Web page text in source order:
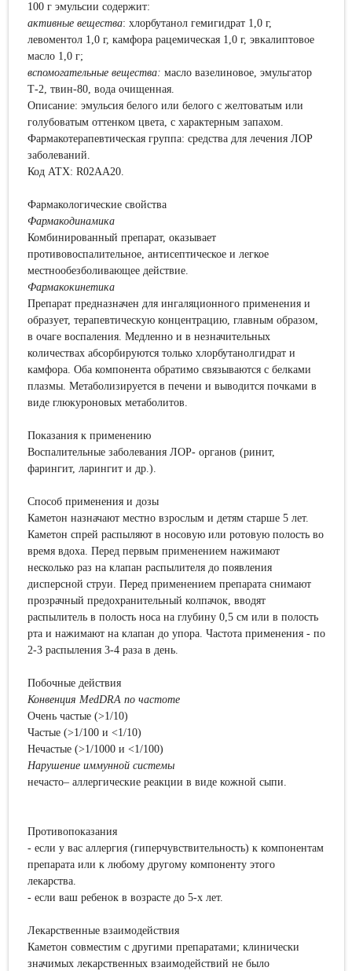
100 г эмульсии содержит:
активные вещества: хлорбутанол гемигидрат 1,0 г,
левоментол 1,0 г, камфора рацемическая 1,0 г, эвкалиптовое
масло 1,0 г;
вспомогательные вещества: масло вазелиновое, эмульгатор
Т-2, твин-80, вода очищенная.
Описание: эмульсия белого или белого с желтоватым или
голубоватым оттенком цвета, с характерным запахом.
Фармакотерапевтическая группа: средства для лечения ЛОР
заболеваний.
Код АТХ: R02AA20.
Фармакологические свойства
Фармакодинамика
Комбинированный препарат, оказывает
противовоспалительное, антисептическое и легкое
местнообезболивающее действие.
Фармакокинетика
Препарат предназначен для ингаляционного применения и
образует, терапевтическую концентрацию, главным образом,
в очаге воспаления. Медленно и в незначительных
количествах абсорбируются только хлорбутанолгидрат и
камфора. Оба компонента обратимо связываются с белками
плазмы. Метаболизируется в печени и выводится почками в
виде глюкуроновых метаболитов.
Показания к применению
Воспалительные заболевания ЛОР- органов (ринит,
фарингит, ларингит и др.).
Способ применения и дозы
Каметон назначают местно взрослым и детям старше 5 лет.
Каметон спрей распыляют в носовую или ротовую полость во
время вдоха. Перед первым применением нажимают
несколько раз на клапан распылителя до появления
дисперсной струи. Перед применением препарата снимают
прозрачный предохранительный колпачок, вводят
распылитель в полость носа на глубину 0,5 см или в полость
рта и нажимают на клапан до упора. Частота применения - по
2-3 распыления 3-4 раза в день.
Побочные действия
Конвенция MedDRA по частоте
Очень частые (>1/10)
Частые (>1/100 и <1/10)
Нечастые (>1/1000 и <1/100)
Нарушение иммунной системы
нечасто– аллергические реакции в виде кожной сыпи.
Противопоказания
- если у вас аллергия (гиперчувствительность) к компонентам
препарата или к любому другому компоненту этого
лекарства.
- если ваш ребенок в возрасте до 5-х лет.
Лекарственные взаимодействия
Каметон совместим с другими препаратами; клинически
значимых лекарственных взаимодействий не было